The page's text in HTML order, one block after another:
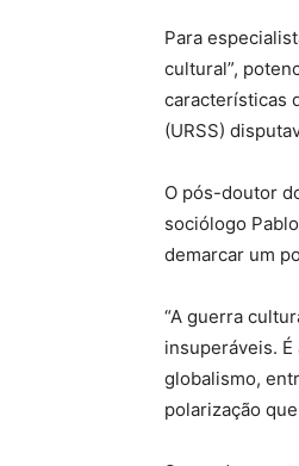
Para
cultural”,
características
(URSS)
O pós-doutor
sociólogo
demarcar um
“A guerra
insuperáveis.
globalismo,
polarização